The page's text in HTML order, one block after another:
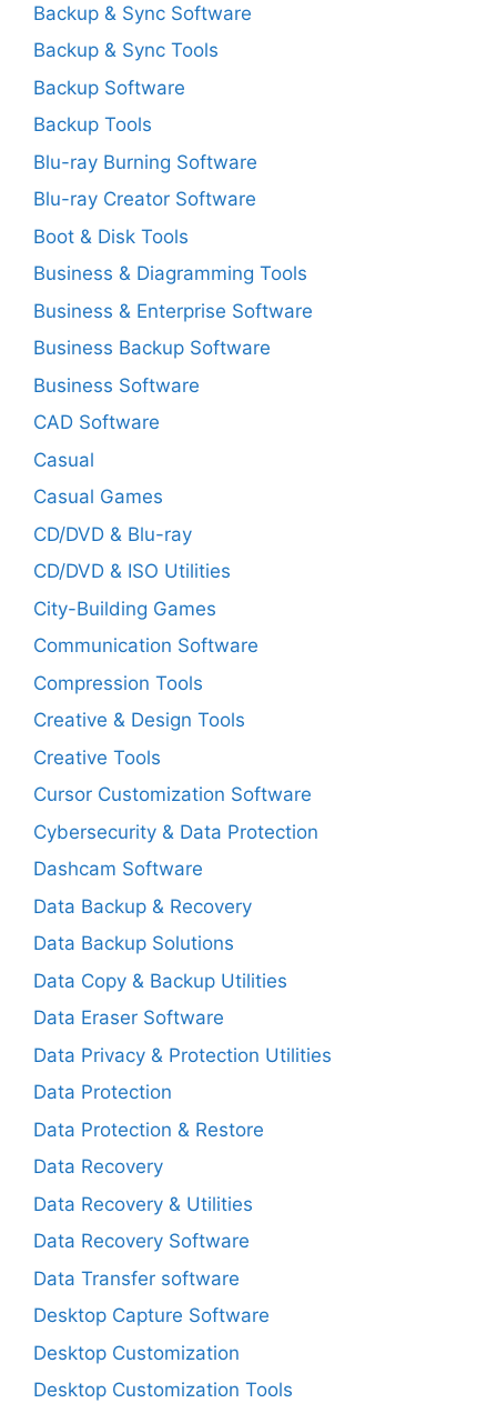
Backup & Sync Software
Backup & Sync Tools
Backup Software
Backup Tools
Blu-ray Burning Software
Blu-ray Creator Software
Boot & Disk Tools
Business & Diagramming Tools
Business & Enterprise Software
Business Backup Software
Business Software
CAD Software
Casual
Casual Games
CD/DVD & Blu-ray
CD/DVD & ISO Utilities
City-Building Games
Communication Software
Compression Tools
Creative & Design Tools
Creative Tools
Cursor Customization Software
Cybersecurity & Data Protection
Dashcam Software
Data Backup & Recovery
Data Backup Solutions
Data Copy & Backup Utilities
Data Eraser Software
Data Privacy & Protection Utilities
Data Protection
Data Protection & Restore
Data Recovery
Data Recovery & Utilities
Data Recovery Software
Data Transfer software
Desktop Capture Software
Desktop Customization
Desktop Customization Tools